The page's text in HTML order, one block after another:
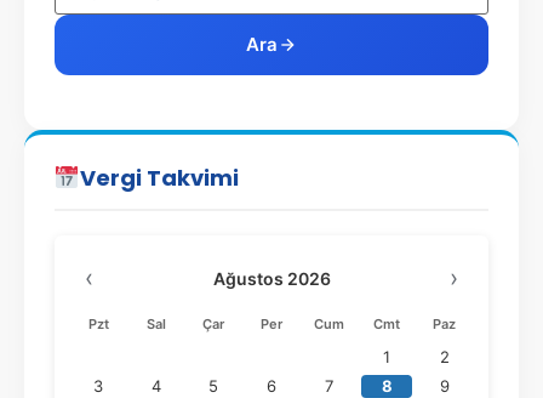
Ara
Vergi Takvimi
‹ Ağustos 2026 ›
Pzt Sal Çar Per Cum Cmt Paz
1
2
3
4 5 6 7 8
9